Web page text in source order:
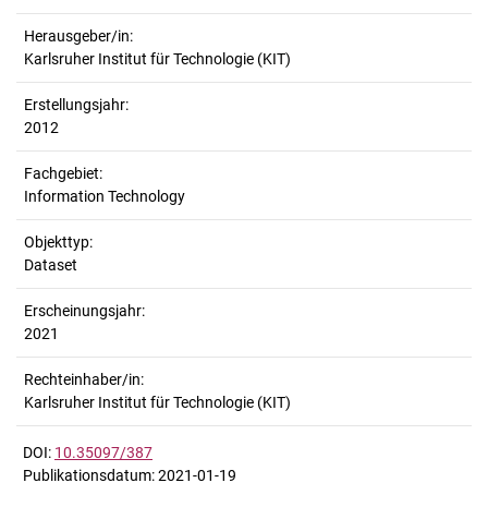
Herausgeber/in:
Karlsruher Institut für Technologie (KIT)
Erstellungsjahr:
2012
Fachgebiet:
Information Technology
Objekttyp:
Dataset
Erscheinungsjahr:
2021
Rechteinhaber/in:
Karlsruher Institut für Technologie (KIT)
DOI: 10.35097/387
Publikationsdatum: 2021-01-19